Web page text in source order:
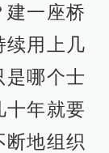
建一座桥
续用上几
是哪个士
十年就要
地组织